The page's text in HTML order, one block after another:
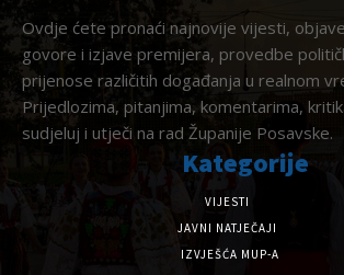
Ovdje ćete pronaći najnovije vijesti,
govore i izjave premijera, provedbe
prijenose različitih događanja u realnom
Prijedlozima, pitanjima, komentarima,
sudjeluj i utječi na rad Županije Posavske.
Kategorije
VIJESTI
JAVNI NATJEČAJI
IZVJEŠĆA MUP-A